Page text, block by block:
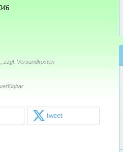
zzgl. Versandkosten
tweet